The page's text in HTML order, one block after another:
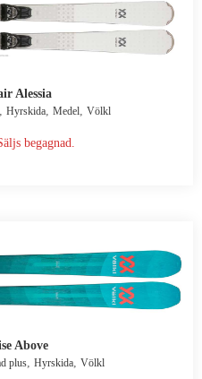
Alessia
Hyrskida, Medel, Völkl
begagnad.
Above
plus, Hyrskida, Völkl